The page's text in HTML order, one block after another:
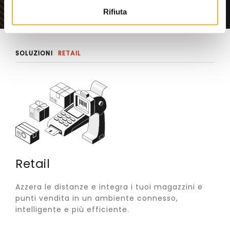
o
Rifiuta
SOLUZIONI RETAIL
Retail
Azzera le distanze e integra i tuoi magazzini e
punti vendita in un ambiente connesso,
intelligente e più efficiente.